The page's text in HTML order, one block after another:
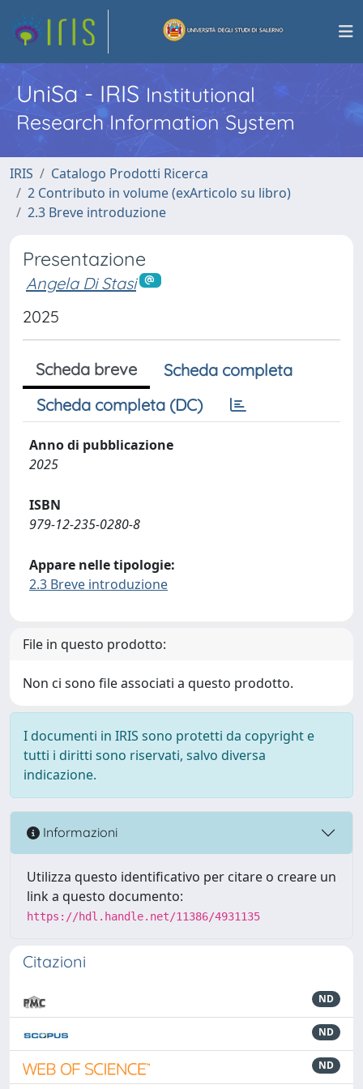
UniSa - IRISInstitutional
Research Information System
IRIS
Catalogo Prodotti Ricerca
2 Contributo in volume (exArticolo su libro)
2.3 Breve introduzione
Presentazione
Angela Di Stasi
2025
Scheda breve
Scheda completa
Scheda completa (DC)
Anno di pubblicazione
2025
ISBN
979-12-235-0280-8
Appare nelle tipologie:
2.3 Breve introduzione
File in questo prodotto:
Non ci sono file associati a questo prodotto.
I documenti in IRIS sono protetti da copyright e
tutti i diritti sono riservati, salvo diversa
indicazione.
Informazioni
Utilizza questo identificativo per citare o creare un
link a questo documento:
https://hdl.handle.net/11386/4931135
Citazioni
ND
ND
ND